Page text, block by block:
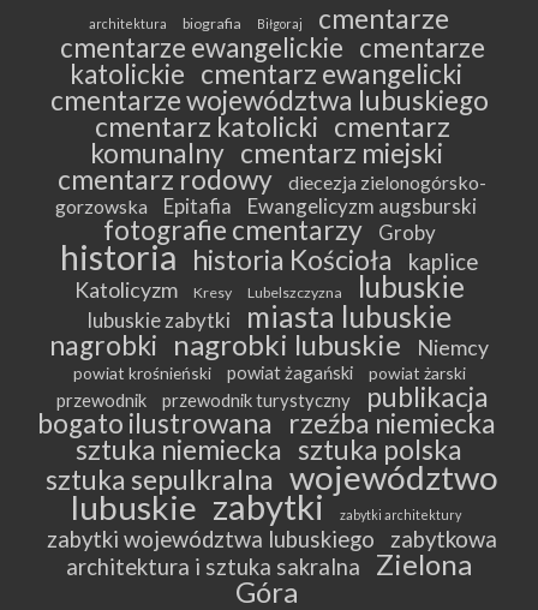
architektura biografia Biłgoraj
cmentarze
cmentarze ewangelickie cmentarze
katolickie cmentarz ewangelicki
cmentarze województwa lubuskiego
cmentarz katolicki cmentarz
komunalny cmentarz miejski
cmentarz rodowy
diecezja zielonogórsko-
gorzowska
Epitafia Ewangelicyzm augsburski
fotografie cmentarzy Groby
historia historia Kościoła kaplice
Katolicyzm Kresy Lubelszczyzna lubuskie
lubuskie zabytki miasta lubuskie
nagrobki nagrobki lubuskie Niemcy
powiat krośnieński powiat żagański powiat żarski
przewodnik przewodnik turystyczny
publikacja
bogato ilustrowana
rzeźba niemiecka
sztuka niemiecka sztuka polska
sztuka sepulkralna województwo
lubuskie zabytki zabytki architektury
zabytki województwa lubuskiego
zabytkowa
architektura i sztuka sakralna
Zielona
Góra